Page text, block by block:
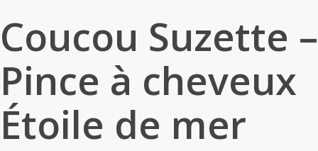
Coucou Suzette –
Pince à cheveux
Étoile de mer